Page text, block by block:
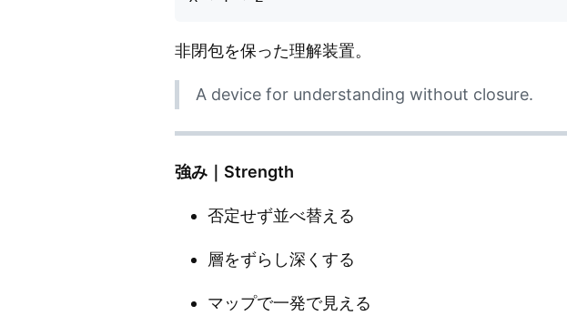
非閉包を保った理解装置。
A device for understanding without closure.
強み｜Strength
否定せず並べ替える
層をずらし深くする
マップで一発で見える